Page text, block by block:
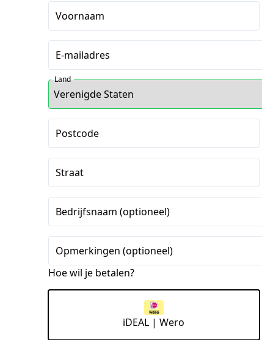
Voornaam
E-mailadres
Land
Postcode
Straat
Bedrijfsnaam (optioneel)
Opmerkingen (optioneel)
Hoe wil je betalen?
iDEAL | Wero